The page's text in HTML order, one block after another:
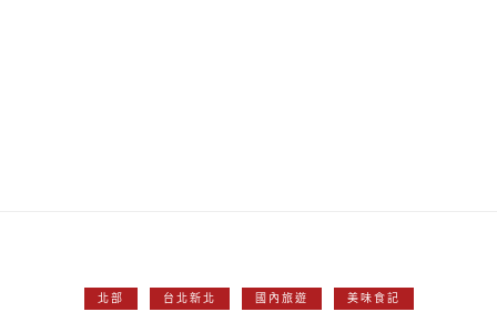
北部 台北新北 國內旅遊 美味食記